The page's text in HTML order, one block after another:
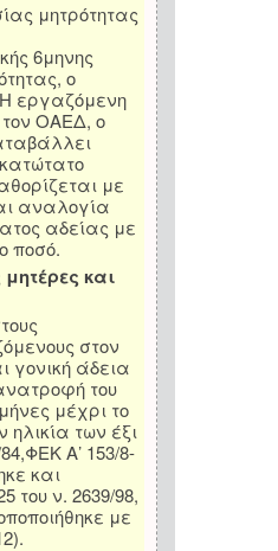
μητρότητας
6μηνης
ο
εργαζόμενη
ΟΑΕΔ, ο
με
αναλογία
αδείας με
ποσό.
και
στον
γονική άδεια
του
μέχρι το
των έξι
Α’ 153/8-
και
του ν. 2639/98,
με